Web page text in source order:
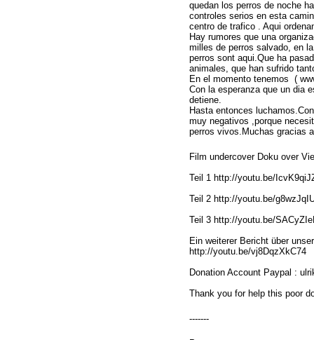
quedan los perros de noche
controles serios en esta
centro de trafico . Aqui
Hay rumores que una
milles de perros salvado, en
perros sont aqui.Que ha
animales, que han sufrido
En el momento tenemos (
Con la esperanza que un dia
detiene.
Hasta entonces
muy negativos ,porque
perros vivos.Muchas gracias
Film undercover Doku over
Teil 1 http://youtu.be/
Teil 2 http://youtu.be/
Teil 3 http://youtu.be/
Ein weiterer Bericht über
http://youtu.be/vj8DqzXkC74
Donation Account Paypal :
Thank you for help this poor
-------